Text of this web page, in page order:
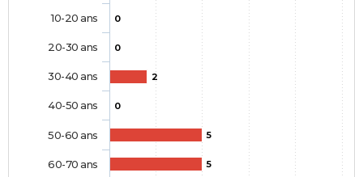
0
0
2
0
5
5
10-20 ans
20-30 ans
30-40 ans
40-50 ans
50-60 ans
60-70 ans